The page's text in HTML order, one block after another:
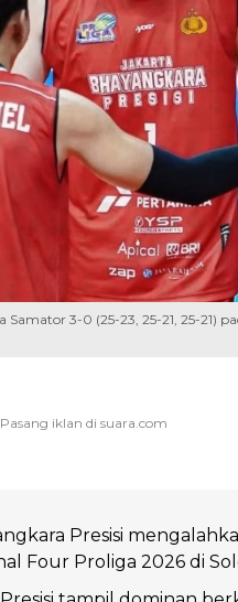
3-0 (25-23, 25-21, 25-21)
Presisi
Four Proliga 2026 di